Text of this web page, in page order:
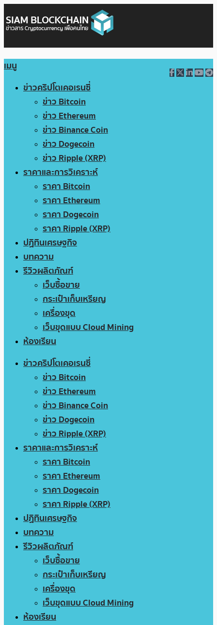
เมนู
ข่าวคริปโตเคอเรนซี่
ข่าว Bitcoin
ข่าว Ethereum
ข่าว Binance Coin
ข่าว Dogecoin
ข่าว Ripple (XRP)
ราคาและการวิเคราะห์
ราคา Bitcoin
ราคา Ethereum
ราคา Dogecoin
ราคา Ripple (XRP)
ปฏิทินเศรษฐกิจ
บทความ
รีวิวผลิตภัณฑ์
เว็บซื้อขาย
กระเป๋าเก็บเหรียญ
เครื่องขุด
เว็บขุดแบบ Cloud Mining
ห้องเรียน
ข่าวคริปโตเคอเรนซี่
ข่าว Bitcoin
ข่าว Ethereum
ข่าว Binance Coin
ข่าว Dogecoin
ข่าว Ripple (XRP)
ราคาและการวิเคราะห์
ราคา Bitcoin
ราคา Ethereum
ราคา Dogecoin
ราคา Ripple (XRP)
ปฏิทินเศรษฐกิจ
บทความ
รีวิวผลิตภัณฑ์
เว็บซื้อขาย
กระเป๋าเก็บเหรียญ
เครื่องขุด
เว็บขุดแบบ Cloud Mining
ห้องเรียน